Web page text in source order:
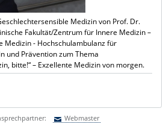
Medizin von Prof. Dr.
Fakultät/Zentrum für Innere Medizin –
Medizin - Hochschulambulanz für
und Prävention zum Thema
bitte!“ – Exzellente Medizin von morgen.
Webmaster